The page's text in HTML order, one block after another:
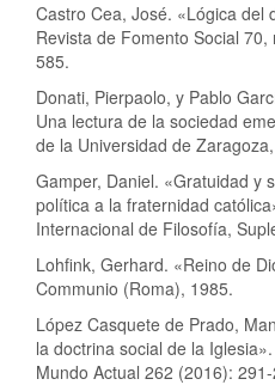
Castro Cea, José. «Lógica del
Revista de Fomento Social
585.
Donati, Pierpaolo, y Pablo
Una lectura de la sociedad
de la Universidad de
Gamper, Daniel. «Gratuidad y
política a la fraternidad
Internacional de Filosofía,
Lohfink, Gerhard. «Reino de
Communio (Roma), 1985.
López Casquete de Prado,
la doctrina social de la
Mundo Actual 262 (2016):